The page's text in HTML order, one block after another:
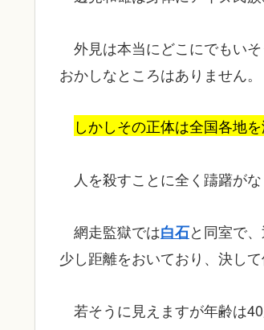
外見は本当にどこにでもい
おかしなところはありません。
しかしその正体は全国各地
人を殺すことに全く躊躇が
網走監獄では白石と同室で
少し距離をおいており、決し
若そうに見えますが年齢は40